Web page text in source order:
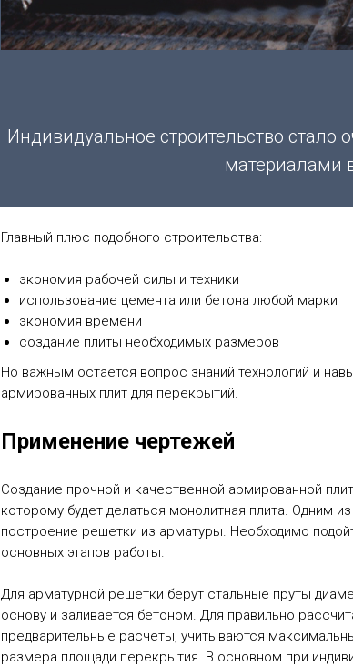
Индивидуальное строительство
материалами
Главный плюс подобного строительства:
экономия рабочей силы и техники
использование цемента или бетона любой марки
экономия времени
создание плиты необходимых размеров
Но важным остается вопрос знаний технологий и
армированных плит для перекрытий.
Применение чертежей
Создание прочной и качественной армированной
которому будет делаться монолитная плита. Одним
построение решетки из арматуры. Необходимо
основных этапов работы.
Для арматурной решетки берут стальные пруты
основу и заливается бетоном. Для правильно
предварительные расчеты, учитываются
размера площади перекрытия. В основном при